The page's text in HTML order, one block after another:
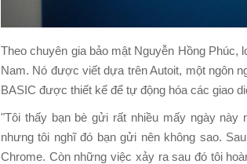
Theo chuyên gia bảo mật Nguyễn Hồng Phúc,
Nam. Nó được viết dựa trên Autoit, một ngôn
BASIC được thiết kế để tự động hóa các giao
"Tôi thấy bạn bè gửi rất nhiều mấy ngày
nhưng tôi nghĩ đó bạn gửi nên không sao.
Chrome. Còn những việc xảy ra sau đó tôi